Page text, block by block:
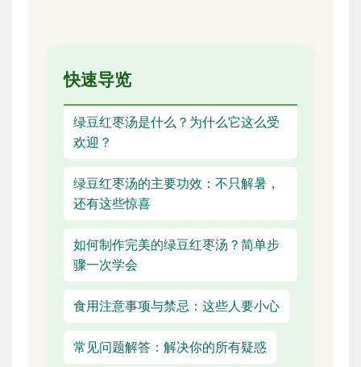
快速导览
绿豆红枣汤是什么？为什么它这么受
欢迎？
绿豆红枣汤的主要功效：不只解暑，
还有这些惊喜
如何制作完美的绿豆红枣汤？简单步
骤一次学会
食用注意事项与禁忌：这些人要小心
常见问题解答：解决你的所有疑惑